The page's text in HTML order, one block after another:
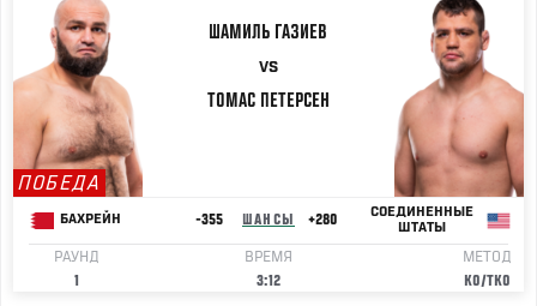
ПОБЕДА
ШАМИЛЬ ГАЗИЕВ
VS
ТОМАС ПЕТЕРСЕН
БАХРЕЙН -355 ШАНСЫ +280
СОЕДИНЕННЫЕ
ШТАТЫ
РАУНД
1
ВРЕМЯ
3:12
МЕТОД
KO/TKO